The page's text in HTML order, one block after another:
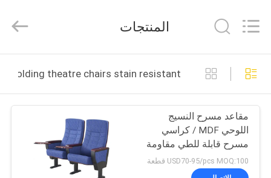
منزل،
بيت
منتجات
معلومات
Commercial
Co.,Ltd.
Reserved.
المنتجات
folding theatre chairs stain resistant التصنيع عبر الإنترنت
مقاعد مسرح النسيج
اللوحي MDF / كراسي
مسرح قابلة للطي مقاومة
للبقع
USD70-95/pcs MOQ:100 قطعة